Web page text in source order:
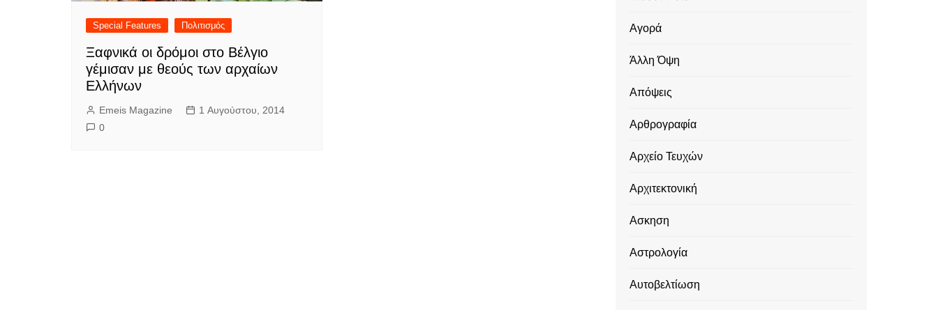
Special Features Πολιτισμός
Ξαφνικά οι δρόμοι στο Βέλγιο
γέμισαν με θεούς των αρχαίων
Ελλήνων
Emeis Magazine
1 Αυγούστου, 2014
0
Αγορά
Άλλη Όψη
Απόψεις
Αρθρογραφία
Αρχείο Τευχών
Αρχιτεκτονική
Ασκηση
Αστρολογία
Αυτοβελτίωση